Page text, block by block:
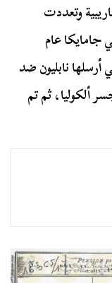
وتعددت
جامايكا عام
أرسلها نابليون ضد
ألكوليا، ثم تم